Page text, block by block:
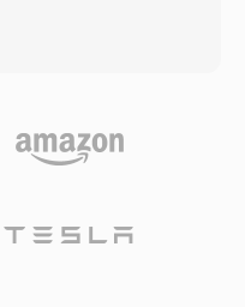
한된 네트워크와 저
실용적인 파일 크기
가장 낮은 알고리즘
무로열티 오픈소스
선스 장벽을 제거합